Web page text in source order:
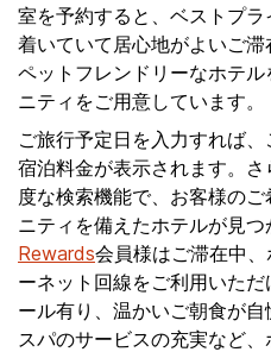
室を予約すると、ベストプ
着いていて居心地がよいご
ペットフレンドリーなホテ
ニティをご用意しています。
ご旅行予定日を入力すれば
宿泊料金が表示されます。
度な検索機能で、お客様の
ニティを備えたホテルが見つ
Rewards会員様はご滞在中
ーネット回線をご利用いた
ール有り、温かいご朝食が自
スパのサービスの充実など